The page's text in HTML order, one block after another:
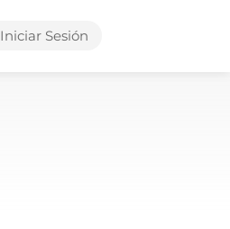
Iniciar Sesión